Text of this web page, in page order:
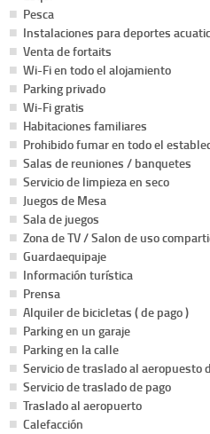
Pesca
Instalaciones para deportes
Venta de fortaits
Wi-Fi en todo el alojamiento
Parking privado
Wi-Fi gratis
Habitaciones familiares
Prohibido fumar en todo el
Salas de reuniones / banquetes
Servicio de limpieza en seco
Juegos de Mesa
Sala de juegos
Zona de TV / Salon de uso
Guardaequipaje
Información turística
Prensa
Alquiler de bicicletas ( de pago )
Parking en un garaje
Parking en la calle
Servicio de traslado al aeropuesto
Servicio de traslado de pago
Traslado al aeropuerto
Calefacción